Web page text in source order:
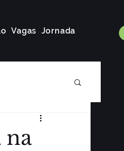
Vagas Jornada
na